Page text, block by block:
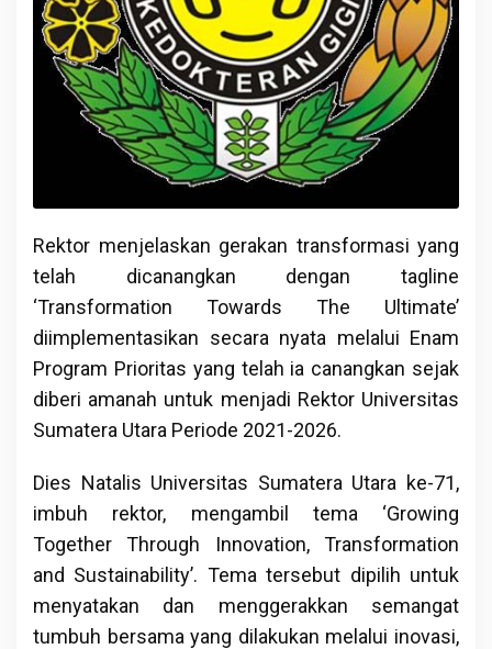
Rektor menjelaskan gerakan transformasi yang
telah dicanangkan dengan tagline
‘Transformation Towards The Ultimate’
diimplementasikan secara nyata melalui Enam
Program Prioritas yang telah ia canangkan sejak
diberi amanah untuk menjadi Rektor Universitas
Sumatera Utara Periode 2021-2026.
Dies Natalis Universitas Sumatera Utara ke-71,
imbuh rektor, mengambil tema ‘Growing
Together Through Innovation, Transformation
and Sustainability’. Tema tersebut dipilih untuk
menyatakan dan menggerakkan semangat
tumbuh bersama yang dilakukan melalui inovasi,